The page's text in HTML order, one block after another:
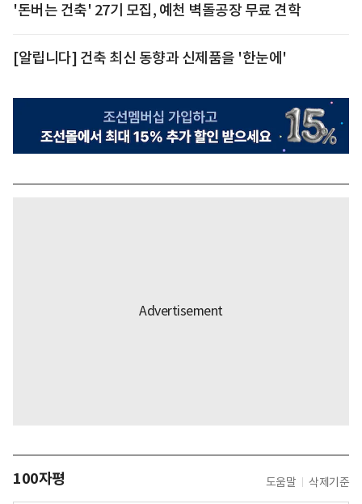
'돈버는 건축' 27기 모집, 예천 벽돌공장 무료 견학
[알립니다] 건축 최신 동향과 신제품을 '한눈에'
100자평 도움말 삭제기준